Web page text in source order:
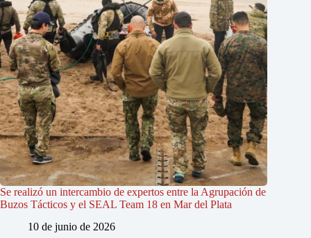
Se realizó un intercambio de expertos entre la Agrupación de
Buzos Tácticos y el SEAL Team 18 en Mar del Plata
10 de junio de 2026